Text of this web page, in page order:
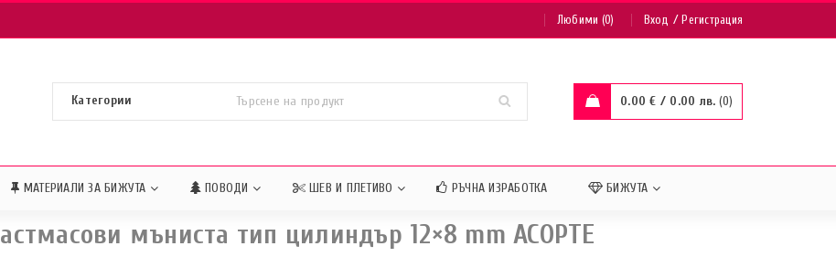
Любими (0) Вход /Регистрация
0.00€ / 0.00 лв. 0
МАТЕРИАЛИ ЗА БИЖУТА ПОВОДИ ШЕВ И ПЛЕТИВО РЪЧНА ИЗРАБОТКА БИЖУТА
мъниста тип цилиндър 12×8 mm АСОРТЕ